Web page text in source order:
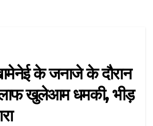
के जनाजे के दौरान
खुलेआम धमकी, भीड़